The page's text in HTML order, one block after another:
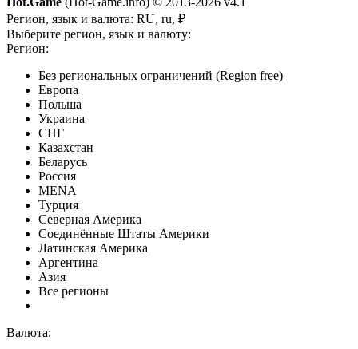
Регион, язык и валюта: RU, ru, ₽
Выберите регион, язык и валюту:
Регион:
Без региональных ограничений (Region free)
Европа
Польша
Украина
СНГ
Казахстан
Беларусь
Россия
MENA
Турция
Северная Америка
Соединённые Штаты Америки
Латинская Америка
Аргентина
Азия
Все регионы
Валюта: